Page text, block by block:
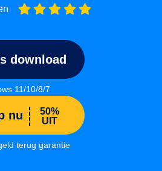
download
11/10/8/7
nu
50%
UIT
terug garantie